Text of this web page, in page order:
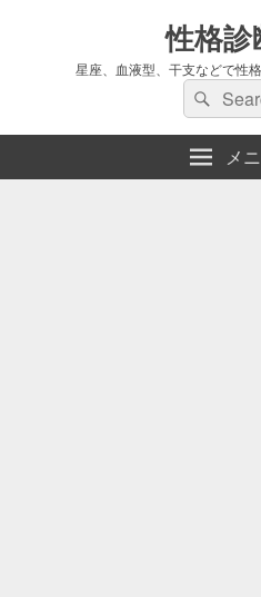
性格
星座、血液型、干支などで性
検
索:
検
索
メ